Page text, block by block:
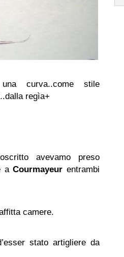
curva..come stile
regìa+
avevamo preso
aCourmayeur entrambi
camere.
stato artigliere da